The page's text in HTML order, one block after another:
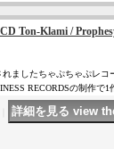
Ton-Klami /
ましたちゃぷちゃぷレコ
RECORDSの制作で